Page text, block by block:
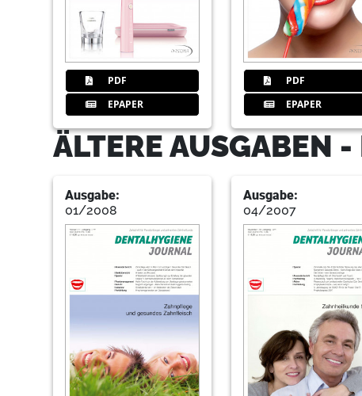
PDF
EPAPER
PDF
EPAPER
ÄLTERE AUSGABEN
Ausgabe:
01/2008
Ausgabe:
04/2007